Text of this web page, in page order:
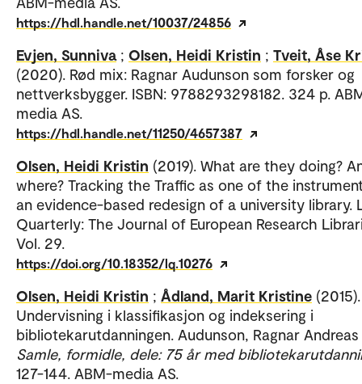
https://hdl.handle.net/10037/24856
Evjen, Sunniva ; Olsen, Heidi Kristin ; Tveit, Åse
(2020). Rød mix: Ragnar Audunson som forsker og
nettverksbygger. ISBN: 9788293298182. 324 p.
media AS.
https://hdl.handle.net/11250/4657387
Olsen, Heidi Kristin (2019). What are they doing?
where? Tracking the Traffic as one of the
an evidence-based redesign of a university library.
Quarterly: The Journal of European Research
Vol. 29.
https://doi.org/10.18352/lq.10276
Olsen, Heidi Kristin ; Ådland, Marit Kristine (2015).
Undervisning i klassifikasjon og indeksering i
bibliotekarutdanningen. Audunson, Ragnar Andreas
Samle, formidle, dele: 75 år med
127-144. ABM-media AS.